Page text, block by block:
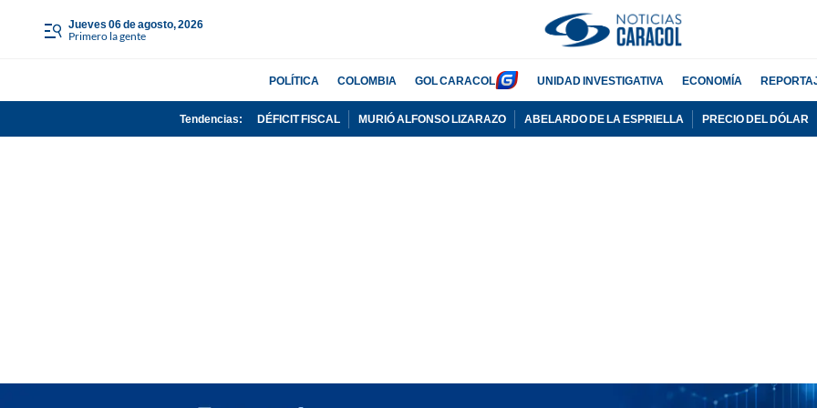
jueves 06 de agosto, 2026
Primero la gente
POLÍTICA COLOMBIA GOL CARACOL UNIDAD INVESTIGATIVA ECONOMÍA
Tendencias: DÉFICIT FISCAL MURIÓ ALFONSO LIZARAZO ABELARDO DE LA ESPRIELLA PRECIO DEL DÓLAR